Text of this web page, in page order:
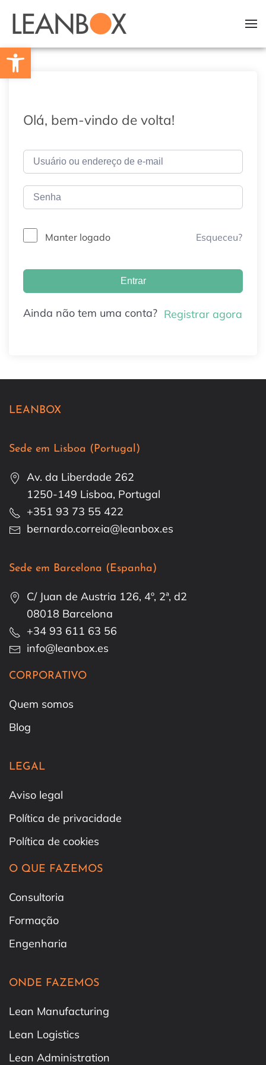
Barra de Ferramentas Aberta
Skip to main content
Olá, bem-vindo de volta!
Manter logado Esqueceu?
Entrar
Ainda não tem uma conta? Registrar agora
LEANBOX
Sede em Lisboa (Portugal)
Av. da Liberdade 262
1250-149 Lisboa, Portugal
+351 93 73 55 422
bernardo.correia@leanbox.es
Sede em Barcelona (Espanha)
C/ Juan de Austria 126, 4º, 2ª, d2
08018 Barcelona
+34 93 611 63 56
info@leanbox.es
CORPORATIVO
Quem somos
Blog
LEGAL
Aviso legal
Política de privacidade
Política de cookies
O QUE FAZEMOS
Consultoria
Formação
Engenharia
ONDE FAZEMOS
Lean Manufacturing
Lean Logistics
Lean Administration